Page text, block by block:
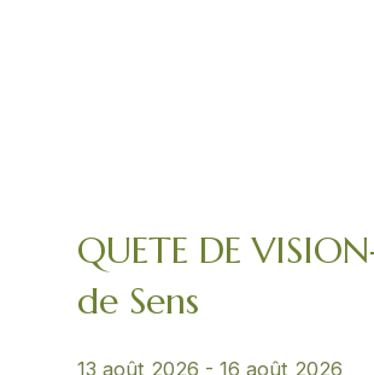
QUETE DE
de Sens
13 août 2026 -16 août 2026